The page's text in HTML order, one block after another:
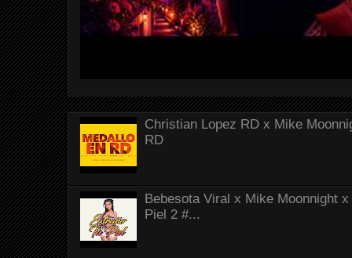
Christian Lopez RD x Mike
RD
Bebesota Viral x Mike Moonnight
Piel 2 #...